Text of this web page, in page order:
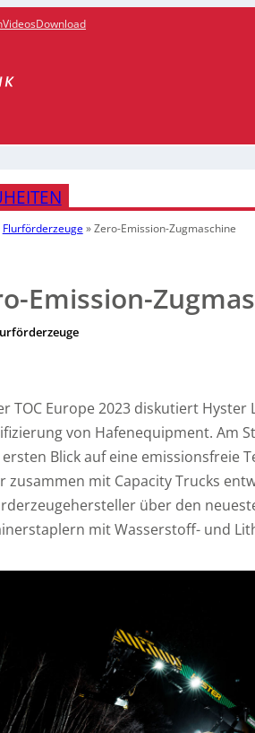
VideosDownload
Flurförderzeuge»Zero-Emission-Zugmaschine
Emission-
TOC Europe 2023 diskutiert Hyster
von Hafenequipment. Am
Blick auf eine emissionsfreie
zusammen mit Capacity Trucks
über den
mit Wasserstoff- und